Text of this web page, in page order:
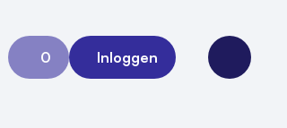
0
Aanvraag 0
Inloggen
Open